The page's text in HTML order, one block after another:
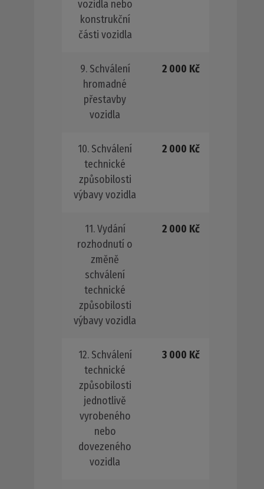
vozidla nebo
konstrukční
části vozidla
9. Schválení
hromadné
přestavby
vozidla
2 000 Kč
10. Schválení
technické
způsobilosti
výbavy vozidla
2 000 Kč
11. Vydání
rozhodnutí o
změně
schválení
technické
způsobilosti
výbavy vozidla
2 000 Kč
12. Schválení
technické
způsobilosti
jednotlivě
vyrobeného
nebo
dovezeného
vozidla
3 000 Kč